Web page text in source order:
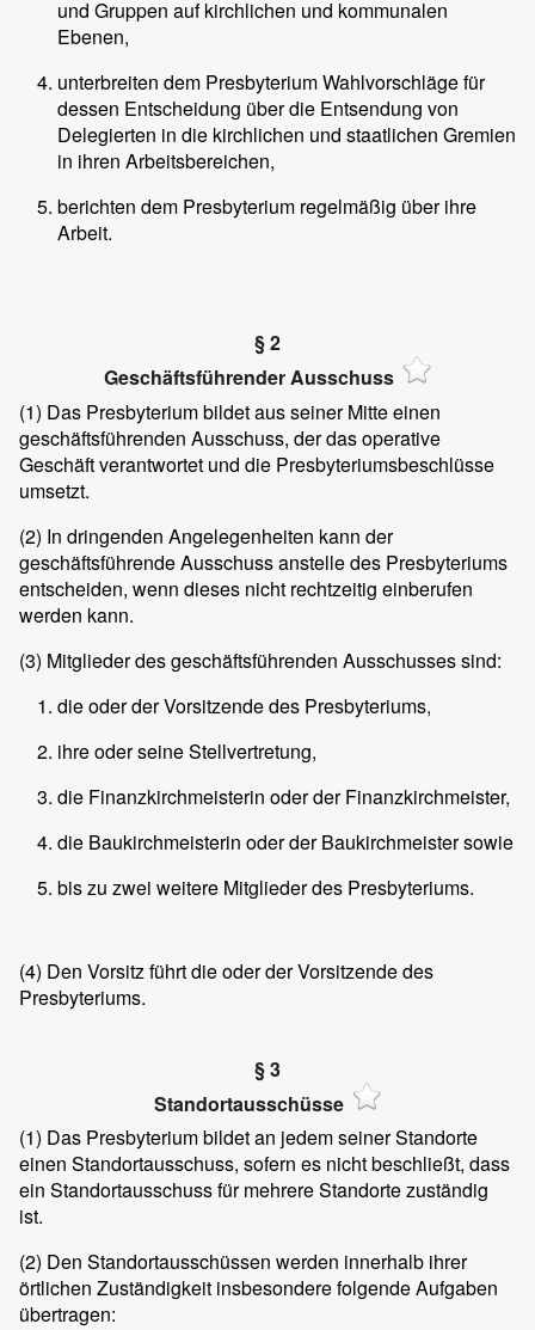
und Gruppen auf kirchlichen und kommunalen
Ebenen,
unterbreiten dem Presbyterium Wahlvorschläge für
dessen Entscheidung über die Entsendung von
Delegierten in die kirchlichen und staatlichen Gremien
in ihren Arbeitsbereichen,
berichten dem Presbyterium regelmäßig über ihre
Arbeit.
§ 2
Geschäftsführender Ausschuss
(1) Das Presbyterium bildet aus seiner Mitte einen
geschäftsführenden Ausschuss, der das operative
Geschäft verantwortet und die Presbyteriumsbeschlüsse
umsetzt.
(2) In dringenden Angelegenheiten kann der
geschäftsführende Ausschuss anstelle des Presbyteriums
entscheiden, wenn dieses nicht rechtzeitig einberufen
werden kann.
(3) Mitglieder des geschäftsführenden Ausschusses sind:
die oder der Vorsitzende des Presbyteriums,
ihre oder seine Stellvertretung,
die Finanzkirchmeisterin oder der Finanzkirchmeister,
die Baukirchmeisterin oder der Baukirchmeister sowie
bis zu zwei weitere Mitglieder des Presbyteriums.
(4) Den Vorsitz führt die oder der Vorsitzende des
Presbyteriums.
§ 3
Standortausschüsse
(1) Das Presbyterium bildet an jedem seiner Standorte
einen Standortausschuss, sofern es nicht beschließt, dass
ein Standortausschuss für mehrere Standorte zuständig
ist.
(2) Den Standortausschüssen werden innerhalb ihrer
örtlichen Zuständigkeit insbesondere folgende Aufgaben
übertragen: